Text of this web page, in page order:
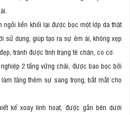
ngồi liền khối lại được bọc một lớp da thật
sử dụng, giúp tạo ra sự êm ái, không xẹp
tránh được tình trạng tê chân, co cơ.
2 tầng vững chãi, được bao bọc bởi
tăng thêm sự sang trọng, bắt mắt cho
kế xoay linh hoạt, được gắn bên dưới